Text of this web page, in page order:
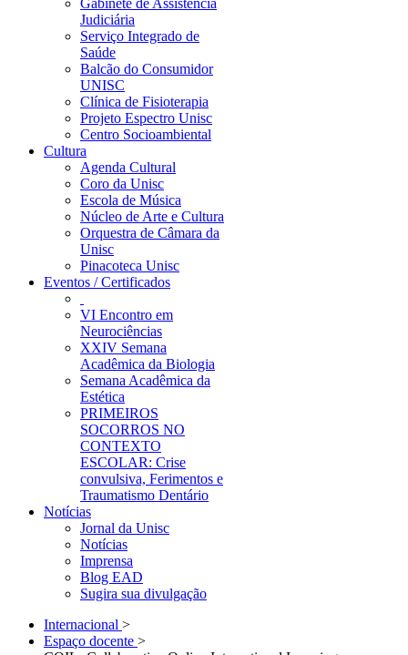
Gabinete de Assistência
Judiciária
Serviço Integrado de
Saúde
Balcão do Consumidor
UNISC
Clínica de Fisioterapia
Projeto Espectro Unisc
Centro Socioambiental
Cultura
Agenda Cultural
Coro da Unisc
Escola de Música
Núcleo de Arte e Cultura
Orquestra de Câmara da
Unisc
Pinacoteca Unisc
Eventos / Certificados
VI Encontro em
Neurociências
XXIV Semana
Acadêmica da Biologia
Semana Acadêmica da
Estética
PRIMEIROS
SOCORROS NO
CONTEXTO
ESCOLAR: Crise
convulsiva, Ferimentos e
Traumatismo Dentário
Notícias
Jornal da Unisc
Notícias
Imprensa
Blog EAD
Sugira sua divulgação
Internacional >
Espaço docente >